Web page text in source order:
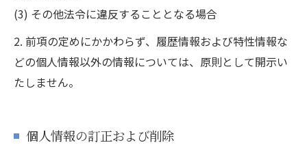
(3) その他法令に違反することとなる場合
2. 前項の定めにかかわらず、履歴情報および特性情報な
どの個人情報以外の情報については、原則として開示い
たしません。
個人情報の訂正および削除